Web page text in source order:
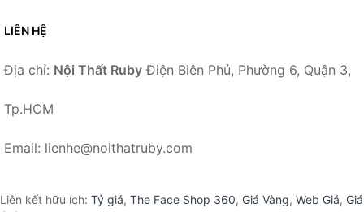
LIÊN HỆ
Địa chỉ: Nội Thất Ruby Điện Biên Phủ, Phường 6, Quận 3,
Tp.HCM
Email: lienhe@noithatruby.com
Liên kết hữu ích: Tỷ giá, The Face Shop 360, Giá Vàng, Web Giá, Giá